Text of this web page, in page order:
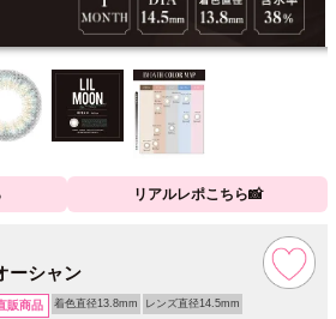
リアルレポこちら📸
ーシャン
販商品 着色直径13.8mm レンズ直径14.5mm